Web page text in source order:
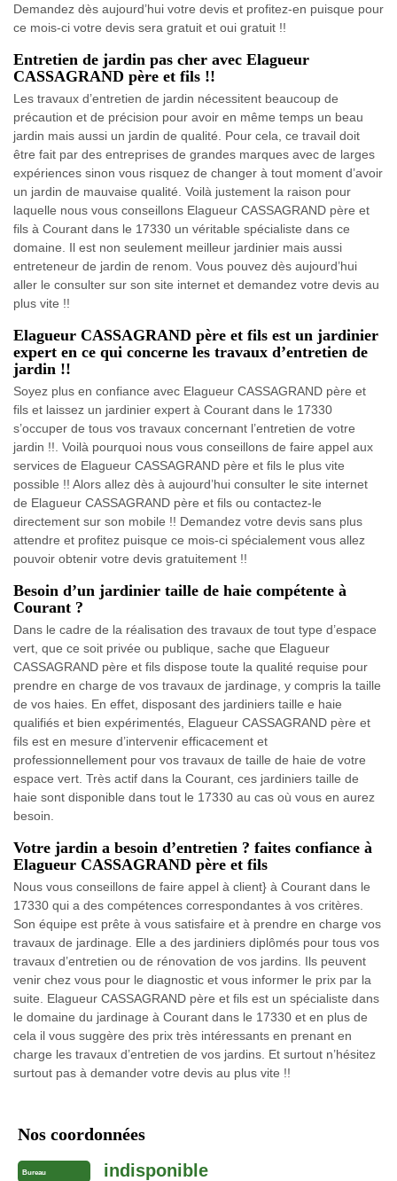
Demandez dès aujourd’hui votre devis et profitez-en puisque pour
ce mois-ci votre devis sera gratuit et oui gratuit !!
Entretien de jardin pas cher avec Elagueur
CASSAGRAND père et fils !!
Les travaux d’entretien de jardin nécessitent beaucoup de
précaution et de précision pour avoir en même temps un beau
jardin mais aussi un jardin de qualité. Pour cela, ce travail doit
être fait par des entreprises de grandes marques avec de larges
expériences sinon vous risquez de changer à tout moment d’avoir
un jardin de mauvaise qualité. Voilà justement la raison pour
laquelle nous vous conseillons Elagueur CASSAGRAND père et
fils à Courant dans le 17330 un véritable spécialiste dans ce
domaine. Il est non seulement meilleur jardinier mais aussi
entreteneur de jardin de renom. Vous pouvez dès aujourd’hui
aller le consulter sur son site internet et demandez votre devis au
plus vite !!
Elagueur CASSAGRAND père et fils est un jardinier
expert en ce qui concerne les travaux d’entretien de
jardin !!
Soyez plus en confiance avec Elagueur CASSAGRAND père et
fils et laissez un jardinier expert à Courant dans le 17330
s’occuper de tous vos travaux concernant l’entretien de votre
jardin !!. Voilà pourquoi nous vous conseillons de faire appel aux
services de Elagueur CASSAGRAND père et fils le plus vite
possible !! Alors allez dès à aujourd’hui consulter le site internet
de Elagueur CASSAGRAND père et fils ou contactez-le
directement sur son mobile !! Demandez votre devis sans plus
attendre et profitez puisque ce mois-ci spécialement vous allez
pouvoir obtenir votre devis gratuitement !!
Besoin d’un jardinier taille de haie compétente à
Courant ?
Dans le cadre de la réalisation des travaux de tout type d’espace
vert, que ce soit privée ou publique, sache que Elagueur
CASSAGRAND père et fils dispose toute la qualité requise pour
prendre en charge de vos travaux de jardinage, y compris la taille
de vos haies. En effet, disposant des jardiniers taille e haie
qualifiés et bien expérimentés, Elagueur CASSAGRAND père et
fils est en mesure d’intervenir efficacement et
professionnellement pour vos travaux de taille de haie de votre
espace vert. Très actif dans la Courant, ces jardiniers taille de
haie sont disponible dans tout le 17330 au cas où vous en aurez
besoin.
Votre jardin a besoin d’entretien ? faites confiance à
Elagueur CASSAGRAND père et fils
Nous vous conseillons de faire appel à client} à Courant dans le
17330 qui a des compétences correspondantes à vos critères.
Son équipe est prête à vous satisfaire et à prendre en charge vos
travaux de jardinage. Elle a des jardiniers diplômés pour tous vos
travaux d’entretien ou de rénovation de vos jardins. Ils peuvent
venir chez vous pour le diagnostic et vous informer le prix par la
suite. Elagueur CASSAGRAND père et fils est un spécialiste dans
le domaine du jardinage à Courant dans le 17330 et en plus de
cela il vous suggère des prix très intéressants en prenant en
charge les travaux d’entretien de vos jardins. Et surtout n’hésitez
surtout pas à demander votre devis au plus vite !!
Nos coordonnées
Bureau indisponible